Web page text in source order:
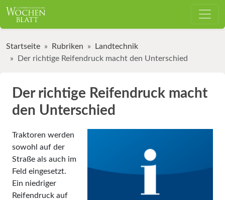
Startseite Rubriken
Landtechnik
Der richtige Reifendruck macht den Unterschied
Der richtige Reifendruck macht
den Unterschied
Traktoren werden
sowohl auf der
Straße als auch im
Feld eingesetzt.
Ein niedriger
Reifendruck auf